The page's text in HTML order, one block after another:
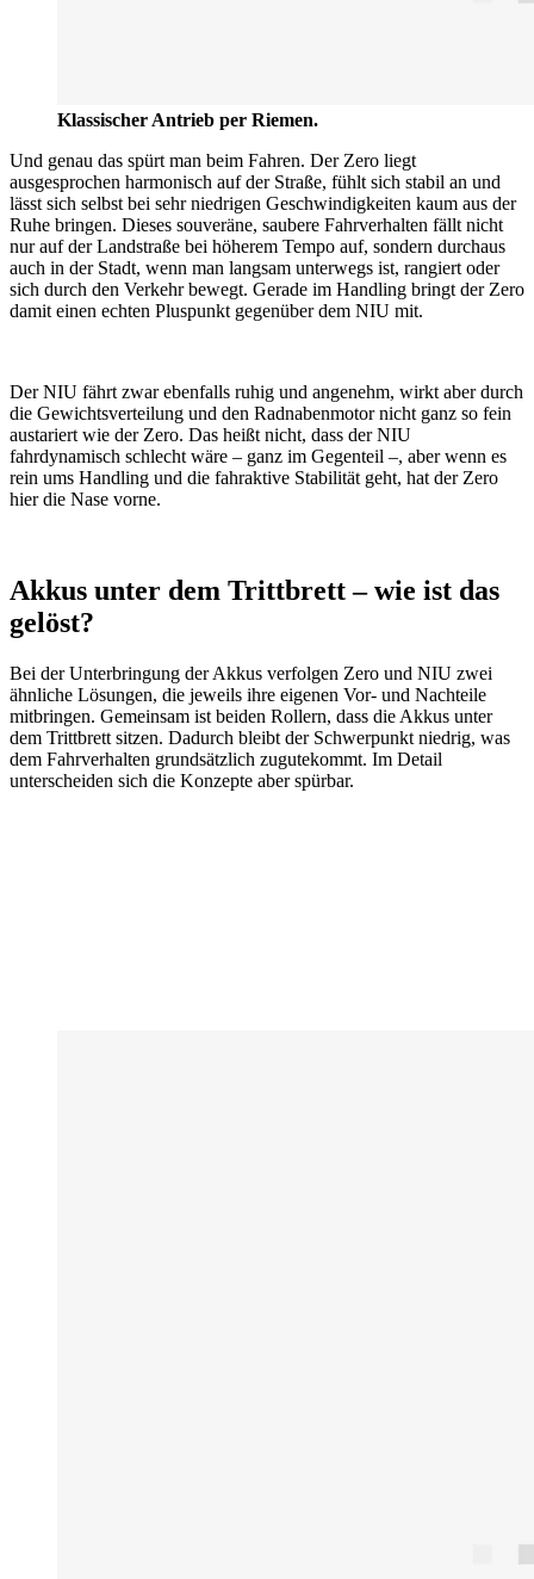
Klassischer Antrieb per Riemen.
Und genau das spürt man beim Fahren. Der Zero liegt
ausgesprochen harmonisch auf der Straße, fühlt sich stabil an und
lässt sich selbst bei sehr niedrigen Geschwindigkeiten kaum aus der
Ruhe bringen. Dieses souveräne, saubere Fahrverhalten fällt nicht
nur auf der Landstraße bei höherem Tempo auf, sondern durchaus
auch in der Stadt, wenn man langsam unterwegs ist, rangiert oder
sich durch den Verkehr bewegt. Gerade im Handling bringt der Zero
damit einen echten Pluspunkt gegenüber dem NIU mit.
Der NIU fährt zwar ebenfalls ruhig und angenehm, wirkt aber durch
die Gewichtsverteilung und den Radnabenmotor nicht ganz so fein
austariert wie der Zero. Das heißt nicht, dass der NIU
fahrdynamisch schlecht wäre – ganz im Gegenteil –, aber wenn es
rein ums Handling und die fahraktive Stabilität geht, hat der Zero
hier die Nase vorne.
Akkus unter dem Trittbrett – wie ist das
gelöst?
Bei der Unterbringung der Akkus verfolgen Zero und NIU zwei
ähnliche Lösungen, die jeweils ihre eigenen Vor- und Nachteile
mitbringen. Gemeinsam ist beiden Rollern, dass die Akkus unter
dem Trittbrett sitzen. Dadurch bleibt der Schwerpunkt niedrig, was
dem Fahrverhalten grundsätzlich zugutekommt. Im Detail
unterscheiden sich die Konzepte aber spürbar.